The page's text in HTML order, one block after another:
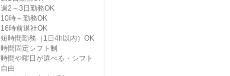
週2～3日勤務OK
10時～勤務OK
16時前退社OK
短時間勤務（1日4h以内）OK
時間固定シフト制
時間や曜日が選べる・シフト
自由